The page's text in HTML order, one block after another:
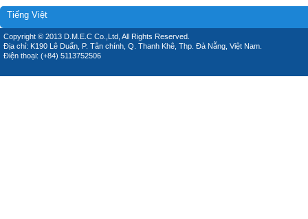
Tiếng Việt
Copyright © 2013 D.M.E.C Co.,Ltd, All Rights Reserved.
Địa chỉ: K190 Lê Duẩn, P. Tân chính, Q. Thanh Khê, Thp. Đà Nẵng, Việt Nam.
Điện thoại: (+84) 5113752506